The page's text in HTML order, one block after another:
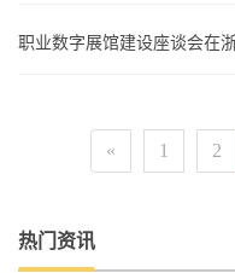
职业数字展馆建设座谈会在
« 1 2
热门资讯